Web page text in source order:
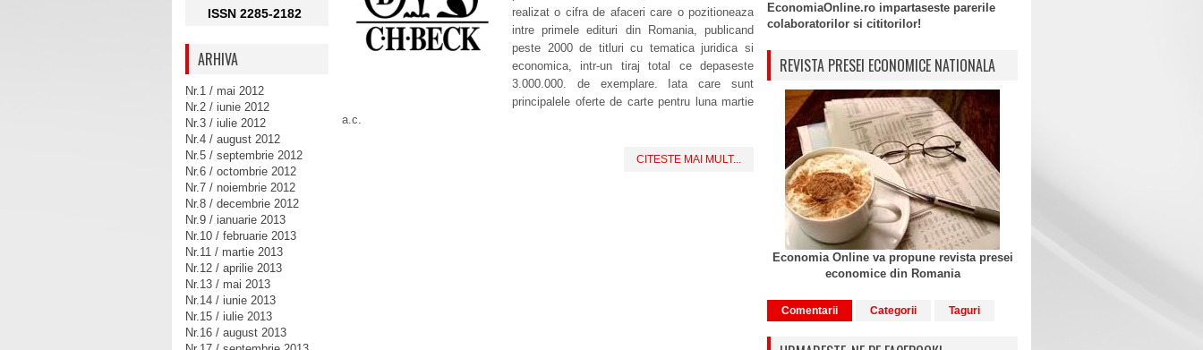
realizat o cifra de afaceri care o pozitioneaza
intre primele edituri din Romania, publicand
peste 2000 de titluri cu tematica juridica si
economica, intr-un tiraj total ce depaseste
3.000.000. de exemplare. Iata care sunt
principalele oferte de carte pentru luna martie
a.c.
CITESTE MAI MULT...
ISSN 2285-2182
ARHIVA
Nr.1 / mai 2012
Nr.2 / iunie 2012
Nr.3 / iulie 2012
Nr.4 / august 2012
Nr.5 / septembrie 2012
Nr.6 / octombrie 2012
Nr.7 / noiembrie 2012
Nr.8 / decembrie 2012
Nr.9 / ianuarie 2013
Nr.10 / februarie 2013
Nr.11 / martie 2013
Nr.12 / aprilie 2013
Nr.13 / mai 2013
Nr.14 / iunie 2013
Nr.15 / iulie 2013
Nr.16 / august 2013
EconomiaOnline.ro impartaseste parerile
colaboratorilor si cititorilor!
REVISTA PRESEI ECONOMICE NATIONALA
Economia Online va propune revista presei
economice din Romania
Comentarii Categorii Taguri